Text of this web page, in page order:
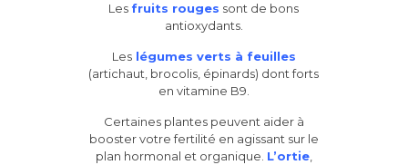
Les fruits rouges sont de bons
antioxydants.
Leslégumes verts à feuilles
(artichaut, brocolis, épinards) dont forts
en vitamine B9.
Certaines plantes peuvent aider à
booster votre fertilité en agissant sur le
plan hormonal et organique. L’ortie,